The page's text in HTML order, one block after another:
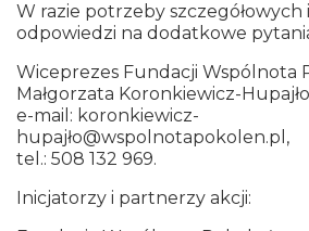
W razie potrzeby szczegółowych
odpowiedzi na dodatkowe
Wiceprezes Fundacji Wspólnota
Małgorzata Koronkiewicz-Hupajło
e-mail: koronkiewicz-
hupajło@wspolnotapokolen.pl,
tel.: 508 132 969.
Inicjatorzy i partnerzy akcji: